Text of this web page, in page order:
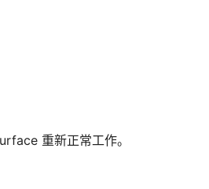
重新正常工作。